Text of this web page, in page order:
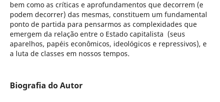
bem como as críticas e aprofundamentos que decorrem (e
podem decorrer) das mesmas, constituem um fundamental
ponto de partida para pensarmos as complexidades que
emergem da relação entre o Estado capitalista (seus
aparelhos, papéis econômicos, ideológicos e repressivos), e
a luta de classes em nossos tempos.
Biografia do Autor